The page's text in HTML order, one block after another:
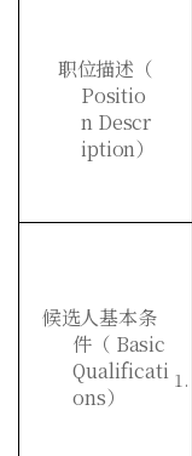
职位描述 （
Positio
n Descr
iption）
候选人基本条
件 （ Basic
Qualificati
ons）